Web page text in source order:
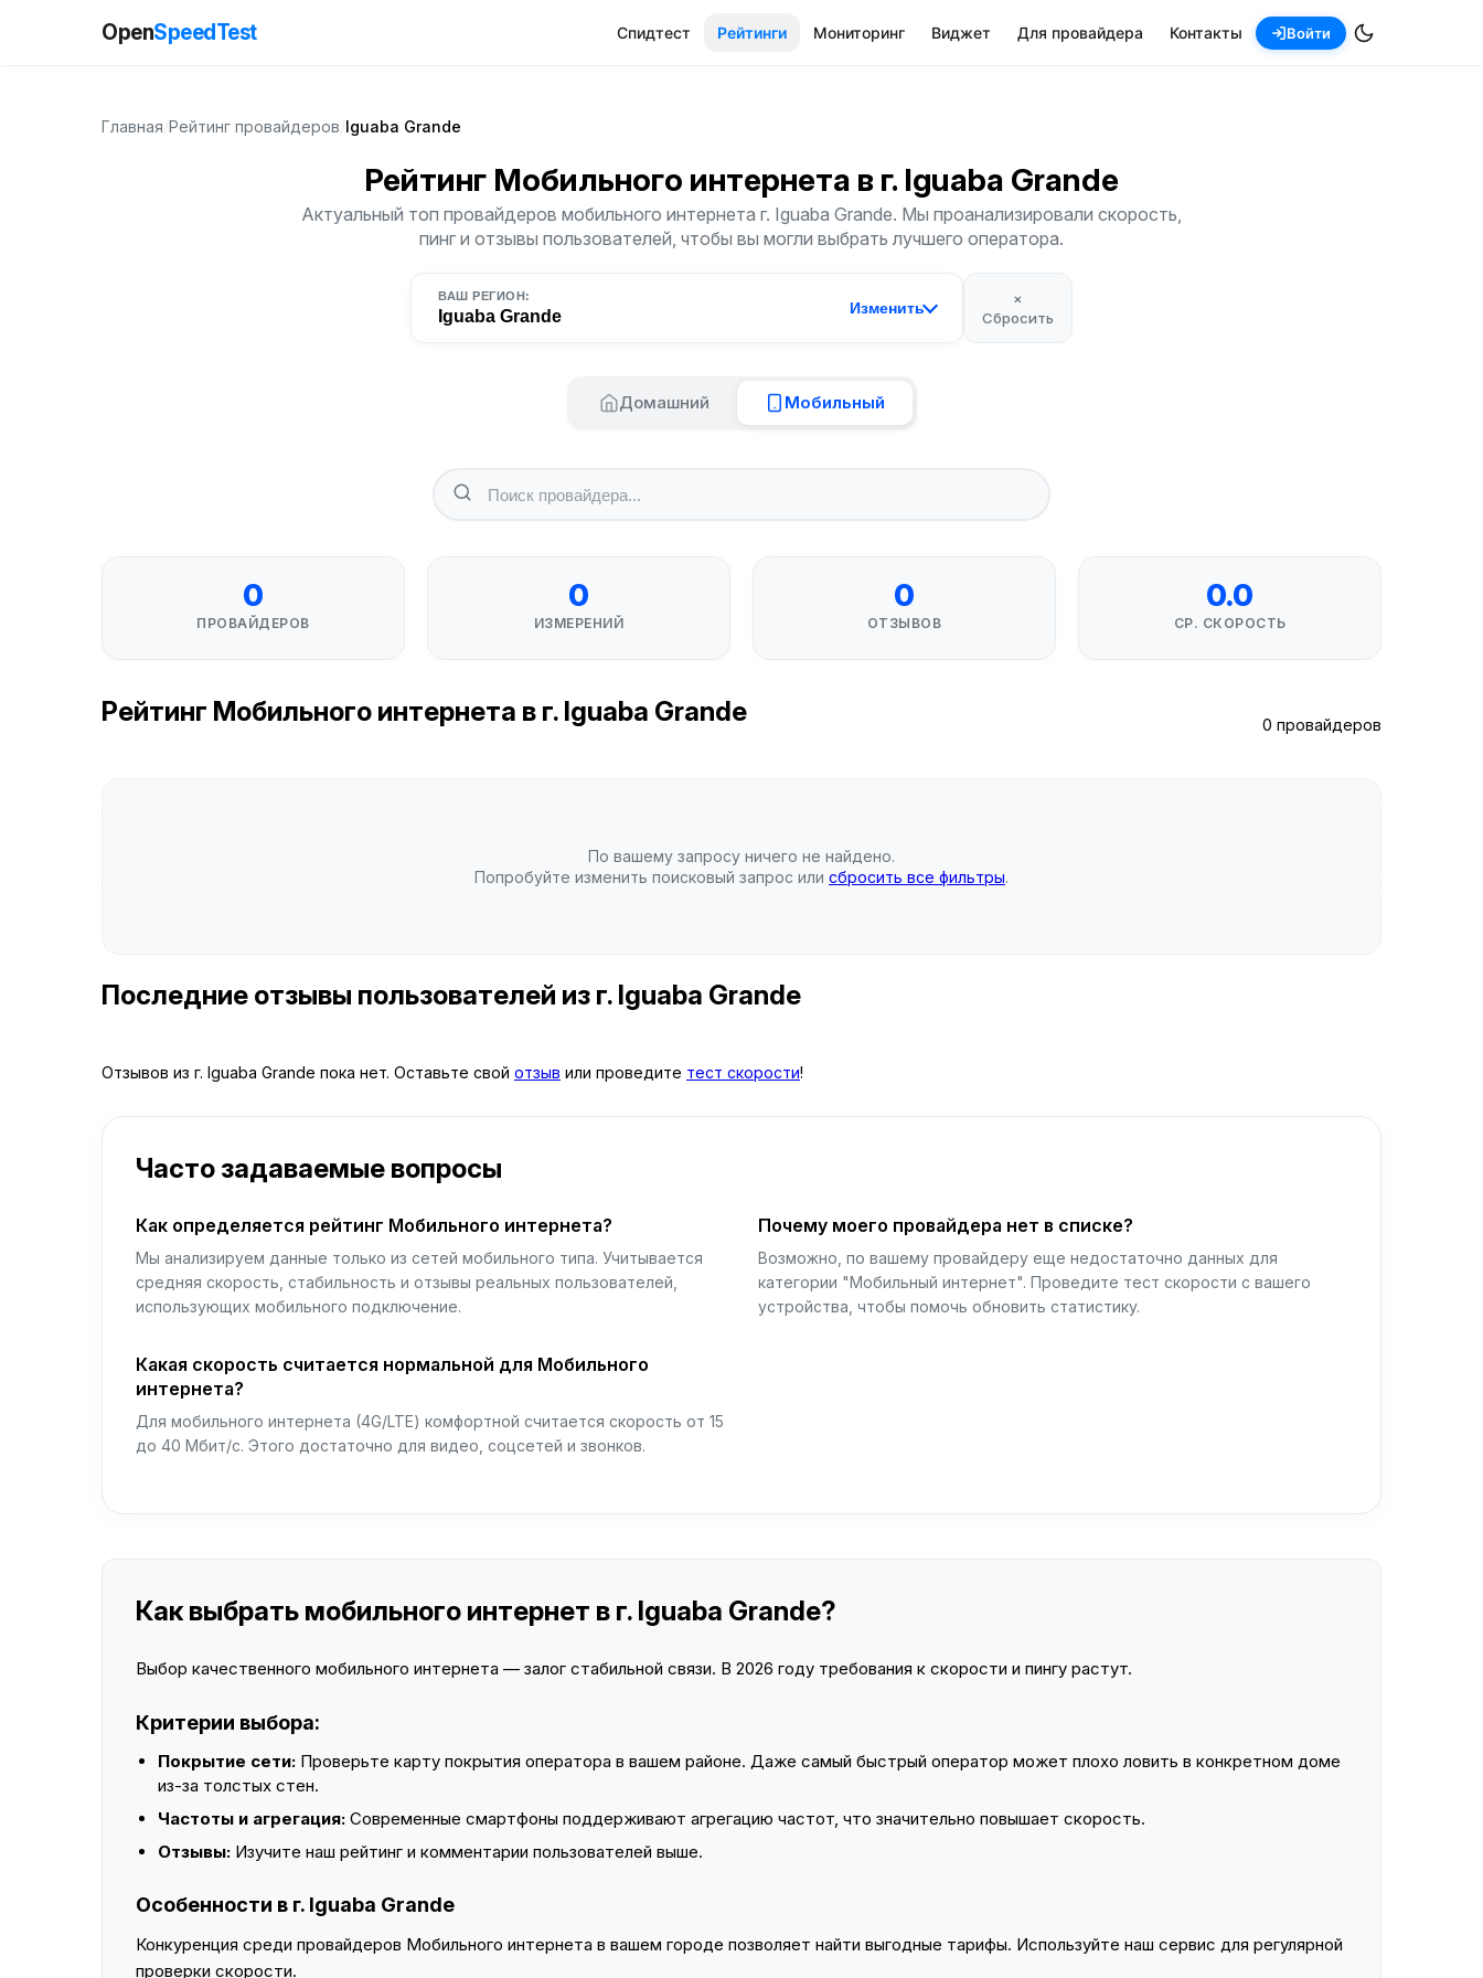
OpenSpeedTest Спидтест Рейтинги Мониторинг Виджет Для провайдера Контакты Войти
Главная Рейтинг провайдеров Iguaba Grande
Рейтинг Мобильного интернета в г. Iguaba Grande
Актуальный топ провайдеров мобильного интернета г. Iguaba Grande. Мы проанализировали скорость,
пинг и отзывы пользователей, чтобы вы могли выбрать лучшего оператора.
ВАШ РЕГИОН:
Iguaba Grande Изменить
×
Сбросить
Домашний Мобильный
0
ПРОВАЙДЕРОВ
0
ИЗМЕРЕНИЙ
0
ОТЗЫВОВ
0.0
СР. СКОРОСТЬ
Рейтинг Мобильного интернета в г. Iguaba Grande 0 провайдеров
По вашему запросу ничего не найдено.
Попробуйте изменить поисковый запрос или сбросить все фильтры.
Последние отзывы пользователей из г. Iguaba Grande
Отзывов из г. Iguaba Grande пока нет. Оставьте свой отзыв или проведите тест скорости!
Часто задаваемые вопросы
Как определяется рейтинг Мобильного интернета?
Мы анализируем данные только из сетей мобильного типа. Учитывается
средняя скорость, стабильность и отзывы реальных пользователей,
использующих мобильного подключение.
Почему моего провайдера нет в списке?
Возможно, по вашему провайдеру еще недостаточно данных для
категории "Мобильный интернет". Проведите тест скорости с вашего
устройства, чтобы помочь обновить статистику.
Какая скорость считается нормальной для Мобильного
интернета?
Для мобильного интернета (4G/LTE) комфортной считается скорость от 15
до 40 Мбит/с. Этого достаточно для видео, соцсетей и звонков.
Как выбрать мобильного интернет в г. Iguaba Grande?
Выбор качественного мобильного интернета — залог стабильной связи. В 2026 году требования к скорости и пингу растут.
Критерии выбора:
Покрытие сети: Проверьте карту покрытия оператора в вашем районе. Даже самый быстрый оператор может плохо ловить в конкретном доме
из-за толстых стен.
Частоты и агрегация: Современные смартфоны поддерживают агрегацию частот, что значительно повышает скорость.
Отзывы: Изучите наш рейтинг и комментарии пользователей выше.
Особенности в г. Iguaba Grande
Конкуренция среди провайдеров Мобильного интернета в вашем городе позволяет найти выгодные тарифы. Используйте наш сервис для регулярной
проверки скорости.